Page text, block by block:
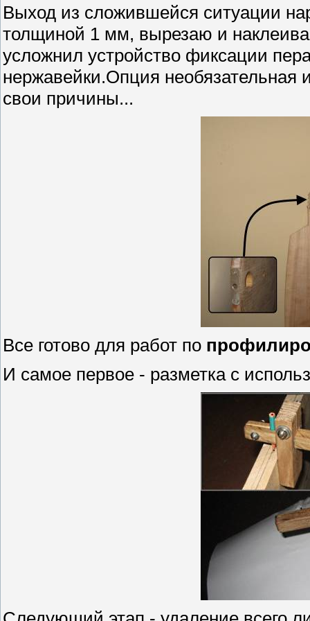
Выход из сложившейся ситуации
толщиной 1 мм, вырезаю и
усложнил устройство фиксации
нержавейки.Опция
свои причины...
Все готово для работ по
И самое первое - разметка с